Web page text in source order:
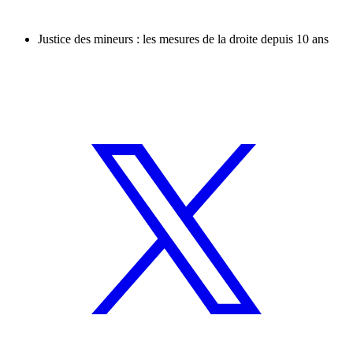
Justice des mineurs : les mesures de la droite depuis 10 ans